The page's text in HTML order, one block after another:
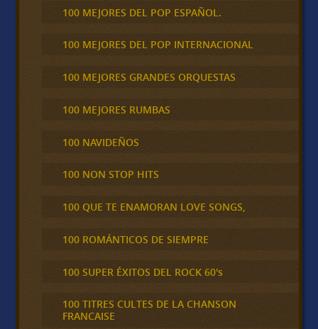
100 MEJORES DEL POP ESPAÑOL.
100 MEJORES DEL POP INTERNACIONAL
100 MEJORES GRANDES ORQUESTAS
100 MEJORES RUMBAS
100 NAVIDEÑOS
100 NON STOP HITS
100 QUE TE ENAMORAN LOVE SONGS,
100 ROMÁNTICOS DE SIEMPRE
100 SUPER ÉXITOS DEL ROCK 60's
100 TITRES CULTES DE LA CHANSON
FRANCAISE